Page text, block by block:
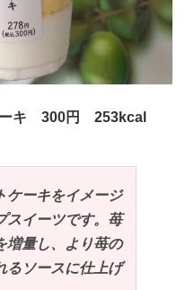
ーキ 300円 253kcal
ケーキをイメージ
スイーツです。苺
増量し、より苺の
るソースに仕上げ